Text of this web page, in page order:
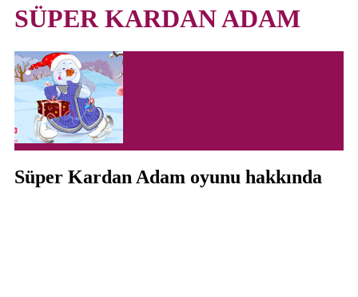
SÜPER KARDAN ADAM
Süper Kardan Adam oyunu hakkında